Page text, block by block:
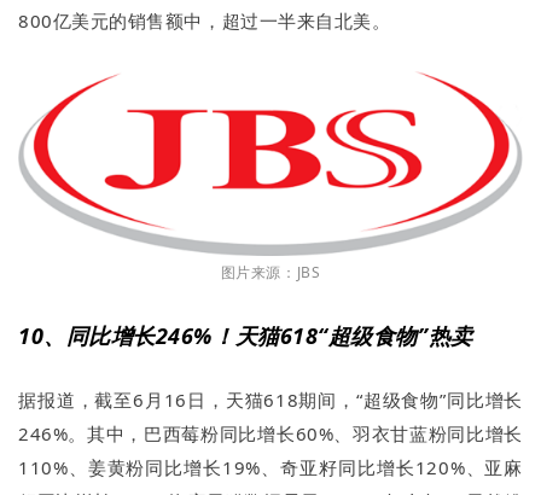
800亿美元的销售额中，超过一半来自北美。
图片来源：JBS
10、同比增长246%！天猫618“超级食物”热卖
据报道，截至6月16日，天猫618期间，“超级食物”同比增长
246%。其中，巴西莓粉同比增长60%、羽衣甘蓝粉同比增长
110%、姜黄粉同比增长19%、奇亚籽同比增长120%、亚麻